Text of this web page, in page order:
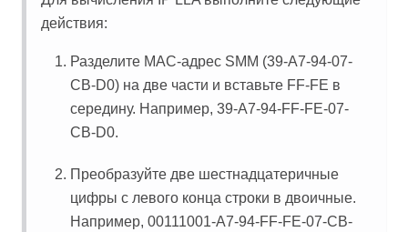
действия:
Разделите MAC-адрес SMM (39-A7-94-07-
CB-D0) на две части и вставьте FF-FE в
середину. Например, 39-A7-94-FF-FE-07-
CB-D0.
Преобразуйте две шестнадцатеричные
цифры с левого конца строки в двоичные.
Например, 00111001-A7-94-FF-FE-07-CB-